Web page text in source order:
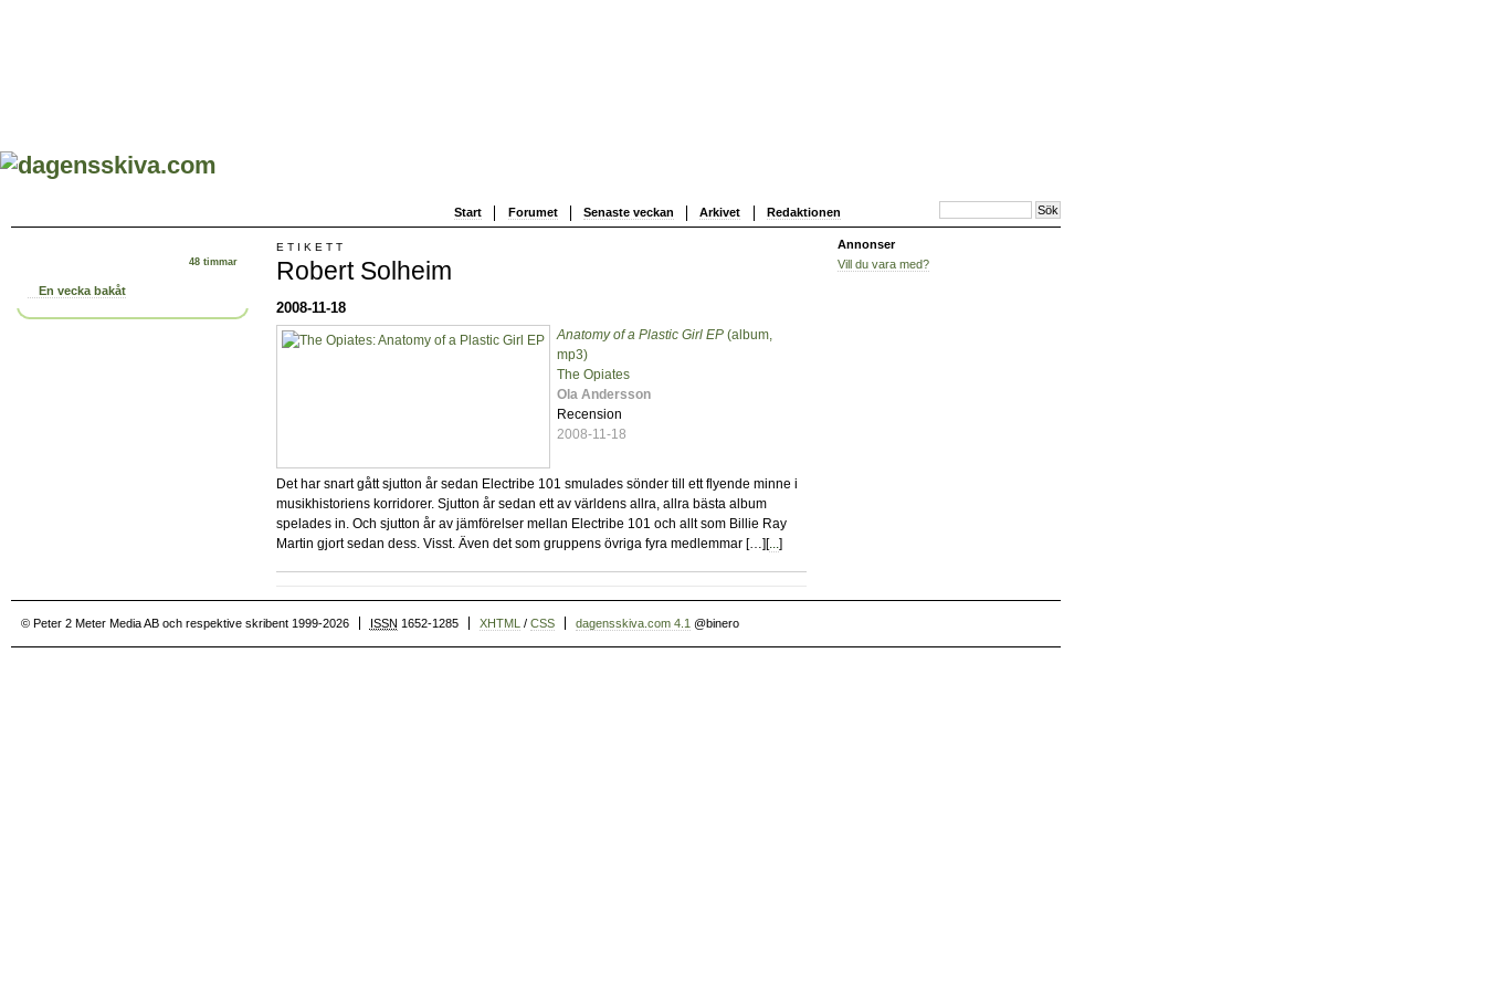
Start Forumet Senaste veckan Arkivet Redaktionen
48 timmar
En vecka bakåt
ETIKETT
Robert Solheim
2008-11-18
Anatomy of a Plastic Girl EP (album,
mp3)
The Opiates
Ola Andersson
Recension
2008-11-18
Det har snart gått sjutton år sedan Electribe 101 smulades sönder till ett flyende minne i
musikhistoriens korridorer. Sjutton år sedan ett av världens allra, allra bästa album
spelades in. Och sjutton år av jämförelser mellan Electribe 101 och allt som Billie Ray
Martin gjort sedan dess. Visst. Även det som gruppens övriga fyra medlemmar […][...]
Annonser
Vill du vara med?
© Peter 2 Meter Media AB och respektive skribent 1999-2026 ISSN 1652-1285 XHTML / CSS dagensskiva.com 4.1 @binero